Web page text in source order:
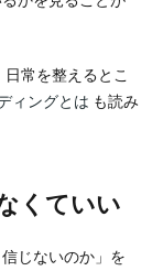
、日常を整えるとこ
ィングとは も読み
くていい
じないのか」を